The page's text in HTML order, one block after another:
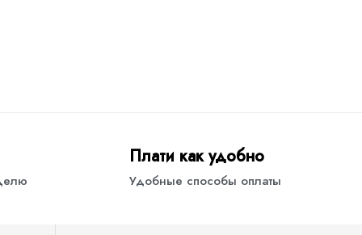
Плати как удобно
Удобные способы оплаты